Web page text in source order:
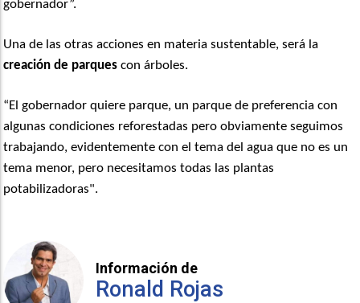
gobernador”.
Una de las otras acciones en materia sustentable, será la
creación de parques con árboles.
“El gobernador quiere parque, un parque de preferencia con
algunas condiciones reforestadas pero obviamente seguimos
trabajando, evidentemente con el tema del agua que no es un
tema menor, pero necesitamos todas las plantas
potabilizadoras".
Información de
Ronald Rojas